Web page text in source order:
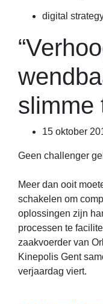
digital
slimme
15 oktober
Geen challenger
Meer dan ooit
schakelen om
oplossingen zijn
processen te
zaakvoerder van
Kinepolis Gent
verjaardag viert.